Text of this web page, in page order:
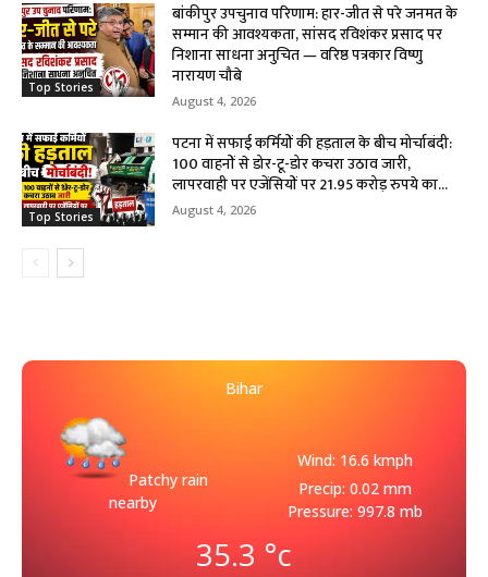
Top Stories
बांकीपुर उपचुनाव परिणाम: हार-जीत से परे जनमत के
सम्मान की आवश्यकता, सांसद रविशंकर प्रसाद पर
निशाना साधना अनुचित — वरिष्ठ पत्रकार विष्णु
नारायण चौबे
August 4, 2026
Top Stories
पटना में सफाई कर्मियों की हड़ताल के बीच मोर्चाबंदी:
100 वाहनों से डोर-टू-डोर कचरा उठाव जारी,
लापरवाही पर एजेंसियों पर 21.95 करोड़ रुपये का...
August 4, 2026
Bihar
Patchy rain
nearby
Wind: 16.6 kmph
Precip: 0.02 mm
Pressure: 997.8 mb
35.3 °c